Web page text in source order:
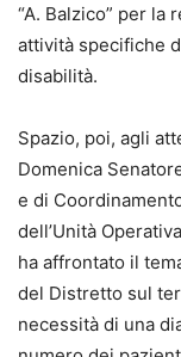
“A. Balzico” per la
attività specifiche
disabilità.
Spazio, poi, agli
Domenica
e di
dell’Unità
ha affrontato il
del Distretto sul
necessità di una